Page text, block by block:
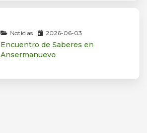
Noticias 2026-06-03
Encuentro de Saberes en
Ansermanuevo